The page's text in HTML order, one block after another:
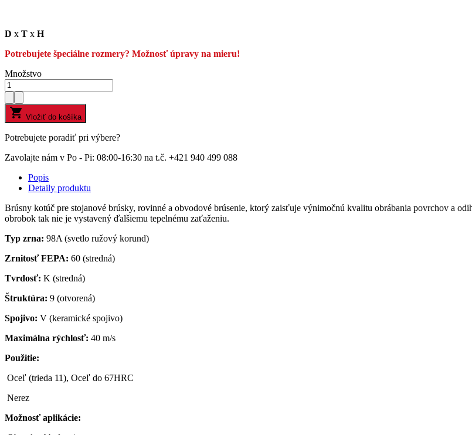
D x T x H
Potrebujete špeciálne rozmery? Možnosť úpravy na mieru!
Množstvo
 Vložiť do košíka
Potrebujete poradiť pri výbere?
Zavolajte nám v Po - Pi: 08:00-16:30 na t.č. +421 940 499 088
Popis
Detaily produktu
Brúsny kotúč pre stojanové brúsky, rovinné a obvodové brúsenie, ktorý zaisťuje výnimočnú kvalitu obrábania povrchov a
obrobok tak nie je vystavený ďalšiemu tepelnému zaťaženiu.
Typ zrna: 98A (svetlo ružový korund)
Zrnitosť FEPA: 60 (stredná)
Tvrdosť: K (stredná)
Štruktúra: 9 (otvorená)
Spojivo: V (keramické spojivo)
Maximálna rýchlosť: 40 m/s
Použitie:
Oceľ (trieda 11), Oceľ do 67HRC
Nerez
Možnosť aplikácie: